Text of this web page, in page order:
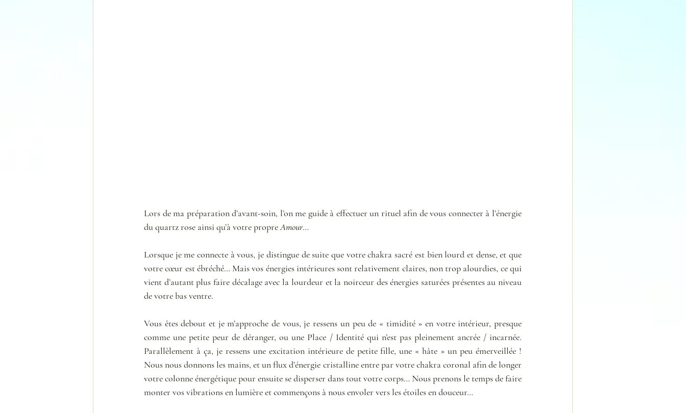
Lors de ma préparation d’avant-soin, l’on me guide à effectuer un rituel afin de vous connecter à l’énergie
du quartz rose ainsi qu’à votre propre Amour…
Lorsque je me connecte à vous, je distingue de suite que votre chakra sacré est bien lourd et dense, et que
votre cœur est ébréché… Mais vos énergies intérieures sont relativement claires, non trop alourdies, ce qui
vient d’autant plus faire décalage avec la lourdeur et la noirceur des énergies saturées présentes au niveau
de votre bas ventre.
Vous êtes debout et je m’approche de vous, je ressens un peu de « timidité » en votre intérieur, presque
comme une petite peur de déranger, ou une Place / Identité qui n’est pas pleinement ancrée / incarnée.
Parallèlement à ça, je ressens une excitation intérieure de petite fille, une « hâte » un peu émerveillée !
Nous nous donnons les mains, et un flux d’énergie cristalline entre par votre chakra coronal afin de longer
votre colonne énergétique pour ensuite se disperser dans tout votre corps… Nous prenons le temps de faire
monter vos vibrations en lumière et commençons à nous envoler vers les étoiles en douceur…